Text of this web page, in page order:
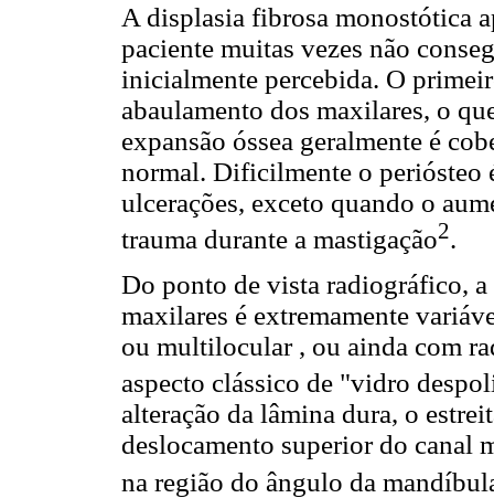
A displasia fibrosa monostótica
paciente muitas vezes não
inicialmente percebida. O
abaulamento dos maxilares, o
expansão óssea geralmente é
normal. Dificilmente o periósteo
ulcerações, exceto quando o
trauma durante a mastigação2.
Do ponto de vista radiográfico,
maxilares é extremamente
ou multilocular , ou ainda com
aspecto clássico de "vidro
alteração da lâmina dura, o
deslocamento superior do canal
na região do ângulo da